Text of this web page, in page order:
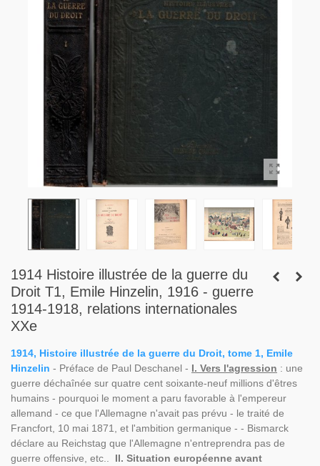
1914 Histoire illustrée de la guerre du
Droit T1, Emile Hinzelin, 1916 - guerre
1914-1918, relations internationales
XXe
1914, Histoire illustrée de la guerre du Droit, tome 1, Emile
Hinzelin - Préface de Paul Deschanel - I. Vers l'agression : une
guerre déchaînée sur quatre cent soixante-neuf millions d'êtres
humains - pourquoi le moment a paru favorable à l'empereur
allemand - ce que l'Allemagne n'avait pas prévu - le traité de
Francfort, 10 mai 1871, et l'ambition germanique - - Bismarck
déclare au Reichstag que l'Allemagne n'entreprendra pas de
guerre offensive, etc.. II. Situation européenne avant